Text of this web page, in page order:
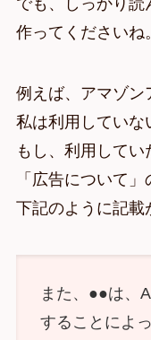
でも、しっかり読
作ってくださいね。
例えば、アマゾン
私は利用していな
もし、利用してい
「広告について」
下記のように記載
また、●●は、
することによ